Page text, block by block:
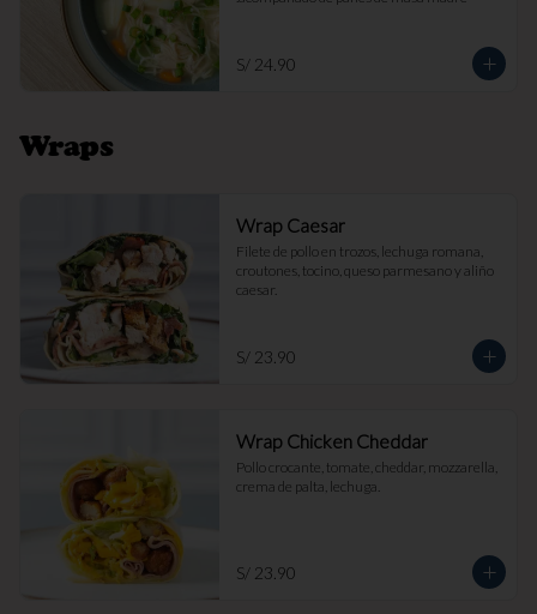
S/ 24.90
Wraps
Wrap Caesar
Filete de pollo en trozos, lechuga romana,
croutones, tocino, queso parmesano y aliño
caesar.
S/ 23.90
Wrap Chicken Cheddar
Pollo crocante, tomate, cheddar, mozzarella,
crema de palta, lechuga.
S/ 23.90